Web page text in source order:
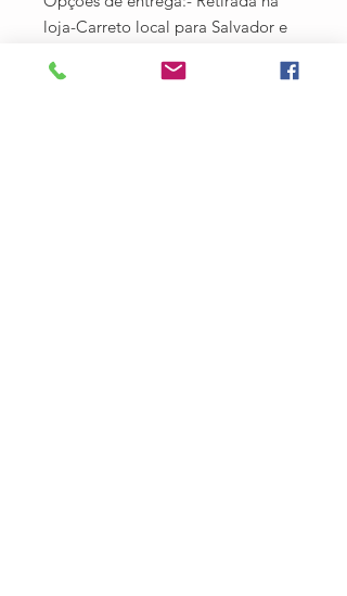
loja-Carreto local para Salvador e
por correios para todo Brasil